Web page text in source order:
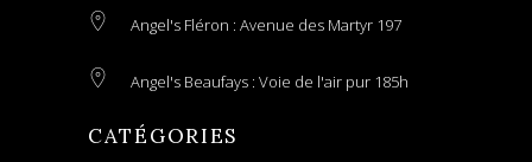
Angel's Fléron : Avenue des Martyr 197
Angel's Beaufays : Voie de l'air pur 185h
CATÉGORIES